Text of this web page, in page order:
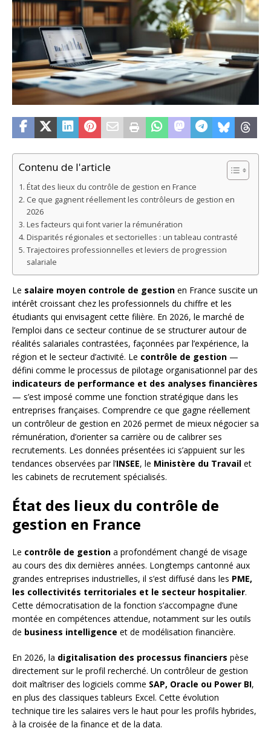
Contenu de l'article
État des lieux du contrôle de gestion en France
Ce que gagnent réellement les contrôleurs de gestion en
2026
Les facteurs qui font varier la rémunération
Disparités régionales et sectorielles : un tableau contrasté
Trajectoires professionnelles et leviers de progression
salariale
Le salaire moyen controle de gestion en France suscite un
intérêt croissant chez les professionnels du chiffre et les
étudiants qui envisagent cette filière. En 2026, le marché de
l’emploi dans ce secteur continue de se structurer autour de
réalités salariales contrastées, façonnées par l’expérience, la
région et le secteur d’activité. Le contrôle de gestion —
défini comme le processus de pilotage organisationnel par des
indicateurs de performance et des analyses financières
— s’est imposé comme une fonction stratégique dans les
entreprises françaises. Comprendre ce que gagne réellement
un contrôleur de gestion en 2026 permet de mieux négocier sa
rémunération, d’orienter sa carrière ou de calibrer ses
recrutements. Les données présentées ici s’appuient sur les
tendances observées par l’INSEE, le Ministère du Travail et
les cabinets de recrutement spécialisés.
État des lieux du contrôle de
gestion en France
Le contrôle de gestion a profondément changé de visage
au cours des dix dernières années. Longtemps cantonné aux
grandes entreprises industrielles, il s’est diffusé dans les PME,
les collectivités territoriales et le secteur hospitalier.
Cette démocratisation de la fonction s’accompagne d’une
montée en compétences attendue, notamment sur les outils
de business intelligence et de modélisation financière.
En 2026, la digitalisation des processus financiers pèse
directement sur le profil recherché. Un contrôleur de gestion
doit maîtriser des logiciels comme SAP, Oracle ou Power BI,
en plus des classiques tableurs Excel. Cette évolution
technique tire les salaires vers le haut pour les profils hybrides,
à la croisée de la finance et de la data.